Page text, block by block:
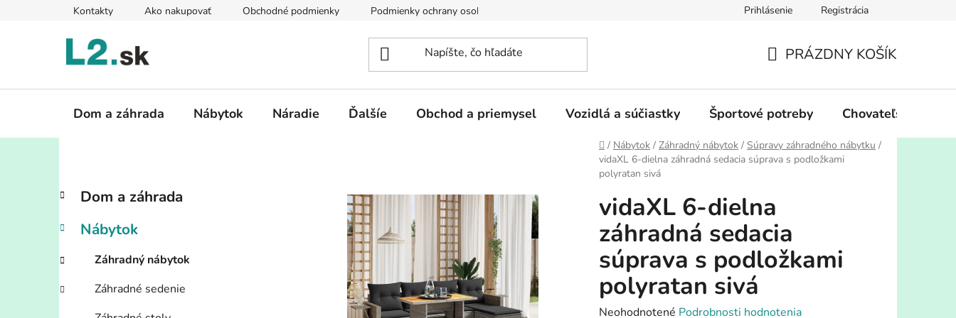
Kontakty Ako nakupovať Obchodné podmienky Podmienky ochrany osobných údajov Prihlásenie Registrácia
KOŠÍK
PRÁZDNY KOŠÍK
Dom a záhrada Nábytok Náradie Ďalšíe Obchod a priemysel Vozidlá a súčiastky Športové potreby Chovateľské
Domov
/ Nábytok / Záhradný nábytok / Súpravy záhradného nábytku /
vidaXL 6-dielna záhradná sedacia súprava s podložkami
polyratan sivá
B
č
ý
p
a
Preskočiť
kategórie
K
a
e
ó
i
Dom a záhrada
Nábytok
Záhradný nábytok
Záhradné sedenie
vidaXL 6-dielna
záhradná sedacia
súprava s podložkami
polyratan sivá
Priemerné
Neohodnotené Podrobnosti hodnotenia